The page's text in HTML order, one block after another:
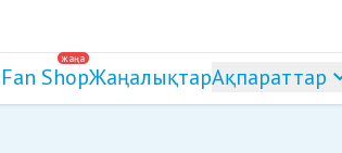
жаңа
Fan ShopЖаңалықтарАқпараттар